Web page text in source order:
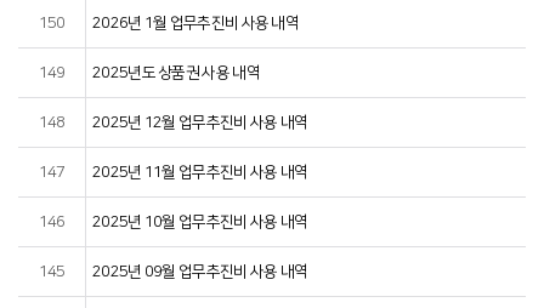
150 2026년 1월 업무추진비 사용 내역
149 2025년도 상품권 사용 내역
148 2025년 12월 업무추진비 사용 내역
147 2025년 11월 업무추진비 사용 내역
146 2025년 10월 업무추진비 사용 내역
145 2025년 09월 업무추진비 사용 내역